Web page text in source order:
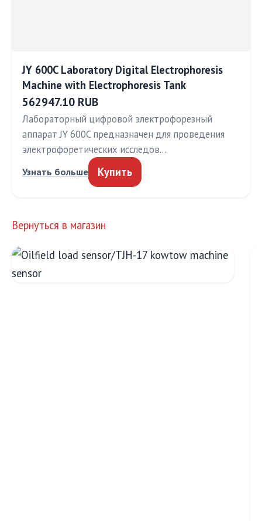
JY 600C Laboratory Digital Electrophoresis
Machine with Electrophoresis Tank
562947.10 RUB
Лабораторный цифровой электрофорезный
аппарат JY 600C предназначен для проведения
электрофоретических исследов…
Узнать больше Купить
Вернуться в магазин